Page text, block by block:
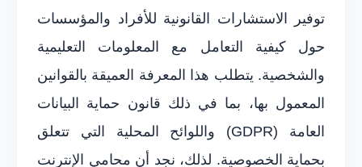
توفير الاستشارات القانونية للأفراد والمؤسسات
حول كيفية التعامل مع المعلومات التعليمية
والشخصية. يتطلب هذا المعرفة العميقة بالقوانين
المعمول بها، بما في ذلك قانون حماية البيانات
العامة (GDPR) واللوائح المحلية التي تتعلق
بحماية الخصوصية. لذلك، نجد أن محامي الإنترنت